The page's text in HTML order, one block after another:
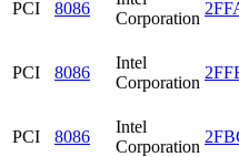
PCI 8086
Corporation
PCI 8086
Intel
Corporation
PCI 8086
Intel
Corporation